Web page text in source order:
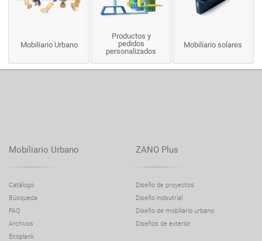
Papelera de reciclaje Simple 15.461
Papelera de reciclaje Simple 15.561
Mobiliario Urbano
Productos y
pedidos
personalizados
Mobiliario solares
Mobiliario Urbano
Catálogo
Búsqueda
FAQ
Archivos
Ecoplank
ZANO Plus
Diseño de proyectos
Diseño indsutrial
Diseño de mobiliario urbano
Diseños de exterior